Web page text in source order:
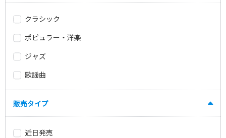
クラシック
ポピュラー・洋楽
ジャズ
歌謡曲
販売タイプ
近日発売